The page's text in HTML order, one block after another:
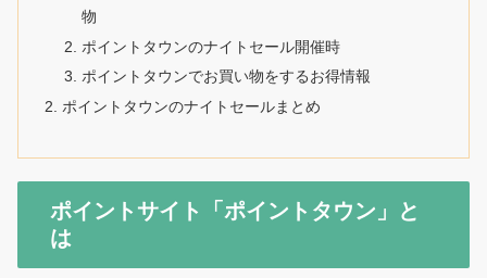
物
ポイントタウンのナイトセール開催時
ポイントタウンでお買い物をするお得情報
ポイントタウンのナイトセールまとめ
ポイントサイト「ポイントタウン」と
は